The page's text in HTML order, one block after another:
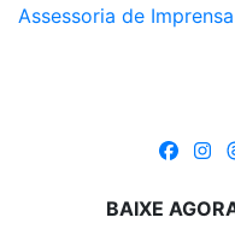
Assessoria de Imprensa
BAIXE